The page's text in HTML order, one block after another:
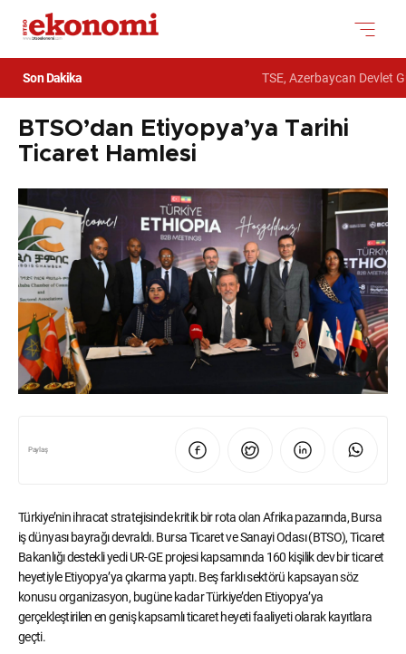
Son Dakika TSE, Azerbaycan Devlet
BTSO’dan Etiyopya’ya Tarihi
Ticaret Hamlesi
Paylaş
Türkiye’nin ihracat stratejisinde kritik bir rota olan Afrika pazarında, Bursa
iş dünyası bayrağı devraldı. Bursa Ticaret ve Sanayi Odası (BTSO), Ticaret
Bakanlığı destekli yedi UR-GE projesi kapsamında 160 kişilik dev bir ticaret
heyetiyle Etiyopya’ya çıkarma yaptı. Beş farklı sektörü kapsayan söz
konusu organizasyon, bugüne kadar Türkiye’den Etiyopya’ya
gerçekleştirilen en geniş kapsamlı ticaret heyeti faaliyeti olarak kayıtlara
geçti.